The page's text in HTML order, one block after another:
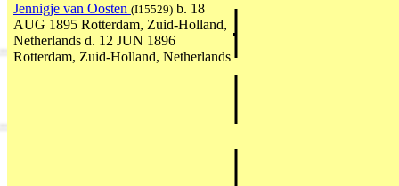
Jennigje van Oosten (I15529) b. 18
AUG 1895 Rotterdam, Zuid-Holland,
Netherlands d. 12 JUN 1896
Rotterdam, Zuid-Holland, Netherlands